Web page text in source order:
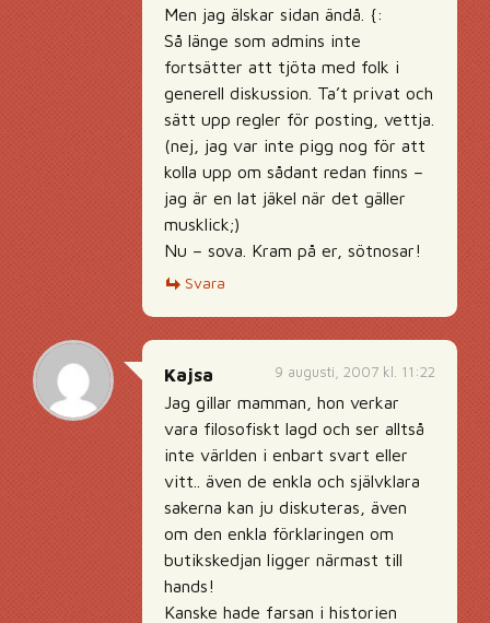
Men jag älskar sidan ändå. {:
Så länge som admins inte
fortsätter att tjöta med folk i
generell diskussion. Ta’t privat och
sätt upp regler för posting, vettja.
(nej, jag var inte pigg nog för att
kolla upp om sådant redan finns –
jag är en lat jäkel när det gäller
musklick;)
Nu – sova. Kram på er, sötnosar!
Svara
9 augusti, 2007 kl. 11:22
Kajsa
Jag gillar mamman, hon verkar
vara filosofiskt lagd och ser alltså
inte världen i enbart svart eller
vitt.. även de enkla och självklara
sakerna kan ju diskuteras, även
om den enkla förklaringen om
butikskedjan ligger närmast till
hands!
Kanske hade farsan i historien